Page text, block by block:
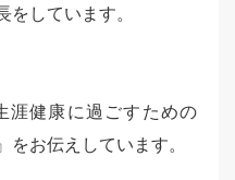
をしています。
涯健康に過ごすための
をお伝えしています。